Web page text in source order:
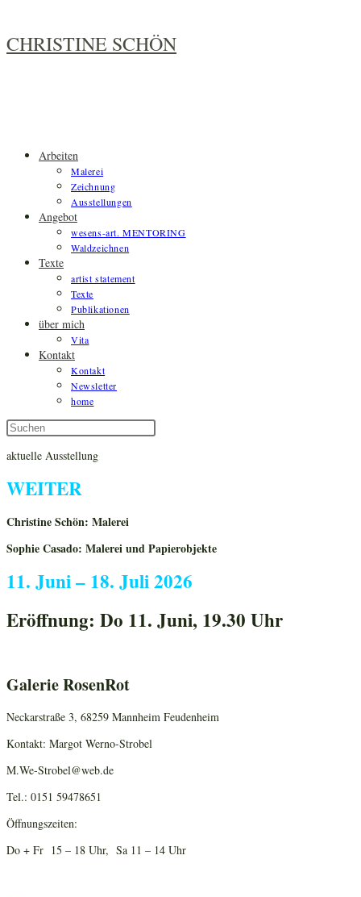
springen
CHRISTINE SCHÖN
Arbeiten
Malerei
Zeichnung
Ausstellungen
Angebot
wesens-art. MENTORING
Waldzeichnen
Texte
artist statement
Texte
Publikationen
über mich
Vita
Kontakt
Kontakt
Newsletter
home
Diese
Website
durchsuchen
Press
aktuelle Ausstellung
WEITER
Christine Schön: Malerei
Sophie Casado: Malerei und Papierobjekte
11. Juni – 18. Juli 2026
Eröffnung: Do 11. Juni, 19.30 Uhr
Galerie RosenRot
Neckarstraße 3, 68259 Mannheim Feudenheim
Kontakt: Margot Werno-Strobel
M.We-Strobel@web.de
Tel.: 0151 59478651
Öffnungszeiten:
Do + Fr 15 – 18 Uhr, Sa 11 – 14 Uhr